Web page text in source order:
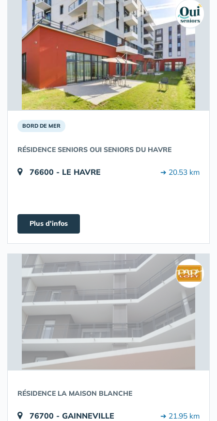
BORD DE MER
RÉSIDENCE SENIORS OUI SENIORS DU HAVRE
76600 - LE HAVRE ➔ 20.53 km
Plus d'infos
RÉSIDENCE LA MAISON BLANCHE
76700 - GAINNEVILLE ➔ 21.95 km